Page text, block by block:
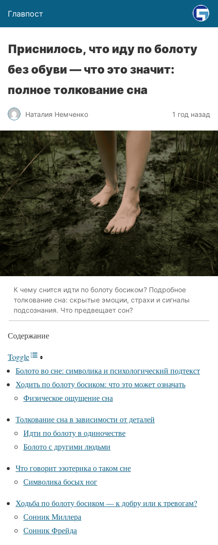
Главпост
Приснилось, что иду по болоту
без обуви — что это значит:
полное толкование сна
Наталия Немченко 1 год назад
К чему снится идти по болоту босиком? Подробное
толкование сна: скрытые эмоции, страхи и сигналы
подсознания. Что предвещает сон?
Содержание
Toggle
Болото во сне: символика и психологический подтекст
Ходить по болоту босиком: что это может означать
Физическое ощущение сна
Толкование сна в зависимости от деталей
Идти по болоту в одиночестве
Болото с другими людьми
Что говорит эзотерика о таком сне
Символика босых ног
Ходьба по болоту босиком — к добру или к тревогам?
Сонник Миллера
Сонник Фрейда